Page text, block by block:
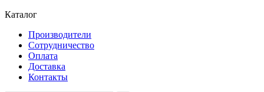
Каталог
Производители
Сотрудничество
Оплата
Доставка
Контакты